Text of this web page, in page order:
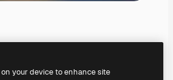
your device to enhance site